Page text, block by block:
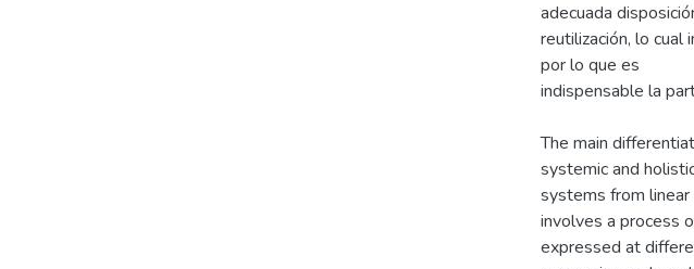
adecuada
reutilización, lo
por lo que es
indispensable la
The main
systemic and
systems from
involves a process
expressed at